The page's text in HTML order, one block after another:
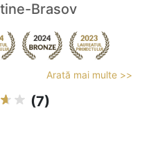
Brasov
Arată mai multe >>
(7)